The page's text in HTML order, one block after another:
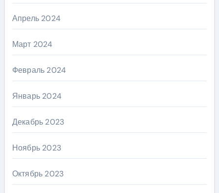
Апрель 2024
Март 2024
Февраль 2024
Январь 2024
Декабрь 2023
Ноябрь 2023
Октябрь 2023